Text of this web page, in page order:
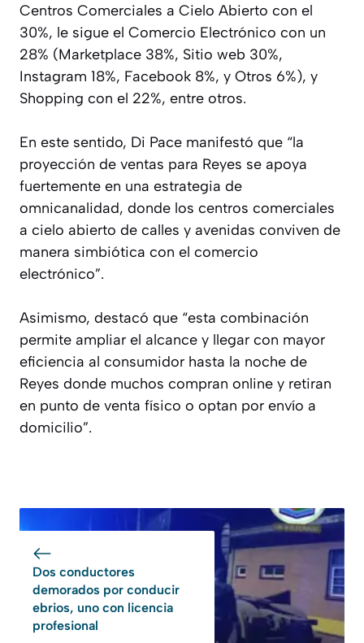
Centros Comerciales a Cielo Abierto con el
30%, le sigue el Comercio Electrónico con un
28% (Marketplace 38%, Sitio web 30%,
Instagram 18%, Facebook 8%, y Otros 6%), y
Shopping con el 22%, entre otros.
En este sentido, Di Pace manifestó que “la
proyección de ventas para Reyes se apoya
fuertemente en una estrategia de
omnicanalidad, donde los centros comerciales
a cielo abierto de calles y avenidas conviven de
manera simbiótica con el comercio
electrónico”.
Asimismo, destacó que “esta combinación
permite ampliar el alcance y llegar con mayor
eficiencia al consumidor hasta la noche de
Reyes donde muchos compran online y retiran
en punto de venta físico o optan por envío a
domicilio”.
Dos conductores
demorados por conducir
ebrios, uno con licencia
profesional